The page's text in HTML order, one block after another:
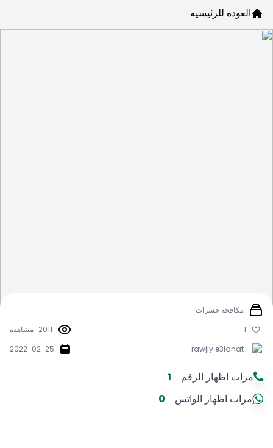
العوده للرئيسيه
مكافحة حشرات
1
2011 مشاهده
rawjly e3lanat
2022-02-25
مرات اظهار الرقم
1
مرات اظهار الواتس
0